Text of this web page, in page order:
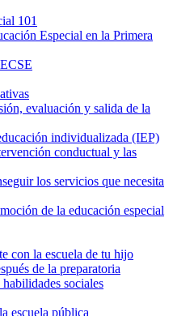
101
Especial en la Primera
evaluación y salida de la
individualizada (IEP)
conductual y las
los servicios que necesita
de la educación especial
con la escuela de tu hijo
de la preparatoria
sociales
escuela pública